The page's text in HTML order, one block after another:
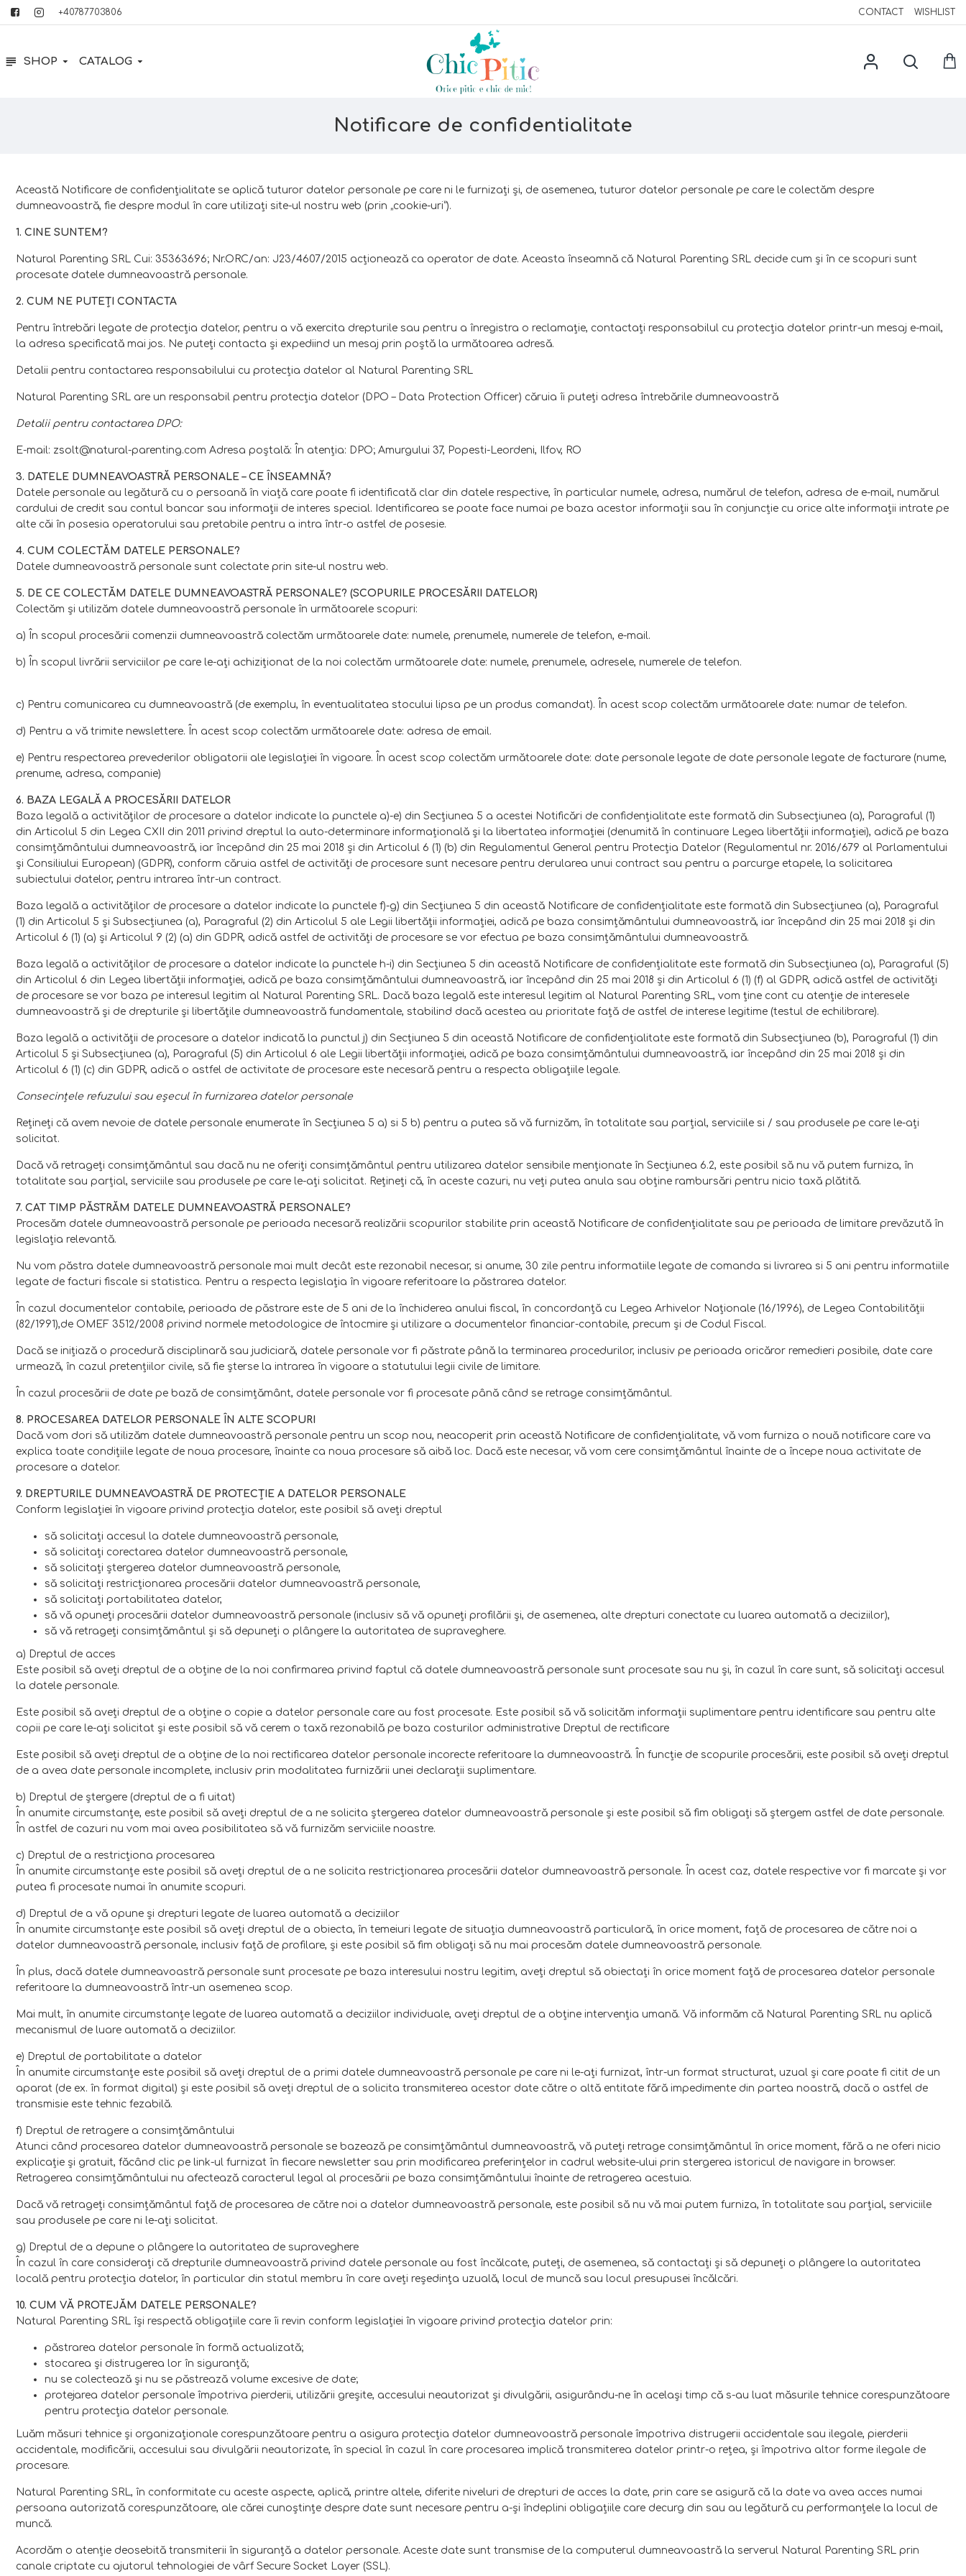
+40787703806 CONTACT WISHLIST
SHOP CATALOG
Notificare de confidentialitate
Această Notificare de confidenţialitate se aplică tuturor datelor personale pe care ni le furnizaţi şi, de asemenea, tuturor datelor personale pe care le colectăm despre
dumneavoastră, fie despre modul în care utilizaţi site-ul nostru web (prin „cookie-uri”).
1. CINE SUNTEM?
Natural Parenting SRL Cui: 35363696; Nr.ORC/an: J23/4607/2015 acţionează ca operator de date. Aceasta înseamnă că Natural Parenting SRL decide cum şi în ce scopuri sunt
procesate datele dumneavoastră personale.
2. CUM NE PUTEŢI CONTACTA
Pentru întrebări legate de protecţia datelor, pentru a vă exercita drepturile sau pentru a înregistra o reclamaţie, contactaţi responsabilul cu protecţia datelor printr-un mesaj e-mail,
la adresa specificată mai jos. Ne puteţi contacta şi expediind un mesaj prin poştă la următoarea adresă.
Detalii pentru contactarea responsabilului cu protecţia datelor al Natural Parenting SRL
Natural Parenting SRL are un responsabil pentru protecţia datelor (DPO – Data Protection Officer) căruia îi puteţi adresa întrebările dumneavoastră
Detalii pentru contactarea DPO:
E-mail: zsolt@natural-parenting.com Adresa poştală: În atenţia: DPO; Amurgului 37, Popesti-Leordeni, Ilfov, RO
3. DATELE DUMNEAVOASTRĂ PERSONALE – CE ÎNSEAMNĂ?
Datele personale au legătură cu o persoană în viaţă care poate fi identificată clar din datele respective, în particular numele, adresa, numărul de telefon, adresa de e-mail, numărul
cardului de credit sau contul bancar sau informaţii de interes special. Identificarea se poate face numai pe baza acestor informaţii sau în conjuncţie cu orice alte informaţii intrate pe
alte căi în posesia operatorului sau pretabile pentru a intra într-o astfel de posesie.
4. CUM COLECTĂM DATELE PERSONALE?
Datele dumneavoastră personale sunt colectate prin site-ul nostru web.
5. DE CE COLECTĂM DATELE DUMNEAVOASTRĂ PERSONALE? (SCOPURILE PROCESĂRII DATELOR)
Colectăm şi utilizăm datele dumneavoastră personale în următoarele scopuri:
a) În scopul procesării comenzii dumneavoastră colectăm următoarele date: numele, prenumele, numerele de telefon, e-mail.
b) În scopul livrării serviciilor pe care le-aţi achiziţionat de la noi colectăm următoarele date: numele, prenumele, adresele, numerele de telefon.
c) Pentru comunicarea cu dumneavoastră (de exemplu, în eventualitatea stocului lipsa pe un produs comandat). În acest scop colectăm următoarele date: numar de telefon.
d) Pentru a vă trimite newslettere. În acest scop colectăm următoarele date: adresa de email.
e) Pentru respectarea prevederilor obligatorii ale legislaţiei în vigoare. În acest scop colectăm următoarele date: date personale legate de date personale legate de facturare (nume,
prenume, adresa, companie)
6. BAZA LEGALĂ A PROCESĂRII DATELOR
Baza legală a activităţilor de procesare a datelor indicate la punctele a)-e) din Secţiunea 5 a acestei Notificări de confidenţialitate este formată din Subsecţiunea (a), Paragraful (1)
din Articolul 5 din Legea CXII din 2011 privind dreptul la auto-determinare informaţională şi la libertatea informaţiei (denumită în continuare Legea libertăţii informaţiei), adică pe baza
consimţământului dumneavoastră, iar începând din 25 mai 2018 şi din Articolul 6 (1) (b) din Regulamentul General pentru Protecţia Datelor (Regulamentul nr. 2016/679 al Parlamentului
şi Consiliului European) (GDPR), conform căruia astfel de activităţi de procesare sunt necesare pentru derularea unui contract sau pentru a parcurge etapele, la solicitarea
subiectului datelor, pentru intrarea într-un contract.
Baza legală a activităţilor de procesare a datelor indicate la punctele f)-g) din Secţiunea 5 din această Notificare de confidenţialitate este formată din Subsecţiunea (a), Paragraful
(1) din Articolul 5 şi Subsecţiunea (a), Paragraful (2) din Articolul 5 ale Legii libertăţii informaţiei, adică pe baza consimţământului dumneavoastră, iar începând din 25 mai 2018 şi din
Articolul 6 (1) (a) şi Articolul 9 (2) (a) din GDPR, adică astfel de activităţi de procesare se vor efectua pe baza consimţământului dumneavoastră.
Baza legală a activităţilor de procesare a datelor indicate la punctele h-i) din Secţiunea 5 din această Notificare de confidenţialitate este formată din Subsecţiunea (a), Paragraful (5)
din Articolul 6 din Legea libertăţii informaţiei, adică pe baza consimţământului dumneavoastră, iar începând din 25 mai 2018 şi din Articolul 6 (1) (f) al GDPR, adică astfel de activităţi
de procesare se vor baza pe interesul legitim al Natural Parenting SRL. Dacă baza legală este interesul legitim al Natural Parenting SRL, vom ţine cont cu atenţie de interesele
dumneavoastră şi de drepturile şi libertăţile dumneavoastră fundamentale, stabilind dacă acestea au prioritate faţă de astfel de interese legitime (testul de echilibrare).
Baza legală a activităţii de procesare a datelor indicată la punctul j) din Secţiunea 5 din această Notificare de confidenţialitate este formată din Subsecţiunea (b), Paragraful (1) din
Articolul 5 şi Subsecţiunea (a), Paragraful (5) din Articolul 6 ale Legii libertăţii informaţiei, adică pe baza consimţământului dumneavoastră, iar începând din 25 mai 2018 şi din
Articolul 6 (1) (c) din GDPR, adică o astfel de activitate de procesare este necesară pentru a respecta obligaţiile legale.
Consecinţele refuzului sau eşecul în furnizarea datelor personale
Reţineţi că avem nevoie de datele personale enumerate în Secţiunea 5 a) si 5 b) pentru a putea să vă furnizăm, în totalitate sau parţial, serviciile si / sau produsele pe care le-aţi
solicitat.
Dacă vă retrageţi consimţământul sau dacă nu ne oferiţi consimţământul pentru utilizarea datelor sensibile menţionate în Secţiunea 6.2, este posibil să nu vă putem furniza, în
totalitate sau parţial, serviciile sau produsele pe care le-aţi solicitat. Rețineți că, în aceste cazuri, nu veți putea anula sau obține rambursări pentru nicio taxă plătită.
7. CAT TIMP PĂSTRĂM DATELE DUMNEAVOASTRĂ PERSONALE?
Procesăm datele dumneavoastră personale pe perioada necesară realizării scopurilor stabilite prin această Notificare de confidenţialitate sau pe perioada de limitare prevăzută în
legislaţia relevantă.
Nu vom păstra datele dumneavoastră personale mai mult decât este rezonabil necesar, si anume, 30 zile pentru informatiile legate de comanda si livrarea si 5 ani pentru informatiile
legate de facturi fiscale si statistica. Pentru a respecta legislaţia în vigoare referitoare la păstrarea datelor.
În cazul documentelor contabile, perioada de păstrare este de 5 ani de la închiderea anului fiscal, în concordanţă cu Legea Arhivelor Naționale (16/1996), de Legea Contabilității
(82/1991),de OMEF 3512/2008 privind normele metodologice de întocmire și utilizare a documentelor financiar-contabile, precum și de Codul Fiscal.
Dacă se iniţiază o procedură disciplinară sau judiciară, datele personale vor fi păstrate până la terminarea procedurilor, inclusiv pe perioada oricăror remedieri posibile, date care
urmează, în cazul pretenţiilor civile, să fie şterse la intrarea în vigoare a statutului legii civile de limitare.
În cazul procesării de date pe bază de consimţământ, datele personale vor fi procesate până când se retrage consimţământul.
8. PROCESAREA DATELOR PERSONALE ÎN ALTE SCOPURI
Dacă vom dori să utilizăm datele dumneavoastră personale pentru un scop nou, neacoperit prin această Notificare de confidenţialitate, vă vom furniza o nouă notificare care va
explica toate condiţiile legate de noua procesare, înainte ca noua procesare să aibă loc. Dacă este necesar, vă vom cere consimţământul înainte de a începe noua activitate de
procesare a datelor.
9. DREPTURILE DUMNEAVOASTRĂ DE PROTECŢIE A DATELOR PERSONALE
Conform legislaţiei în vigoare privind protecţia datelor, este posibil să aveţi dreptul
să solicitaţi accesul la datele dumneavoastră personale,
să solicitaţi corectarea datelor dumneavoastră personale,
să solicitaţi ştergerea datelor dumneavoastră personale,
să solicitaţi restricţionarea procesării datelor dumneavoastră personale,
să solicitaţi portabilitatea datelor,
să vă opuneţi procesării datelor dumneavoastră personale (inclusiv să vă opuneţi profilării şi, de asemenea, alte drepturi conectate cu luarea automată a deciziilor),
să vă retrageţi consimţământul şi să depuneţi o plângere la autoritatea de supraveghere.
a) Dreptul de acces
Este posibil să aveţi dreptul de a obţine de la noi confirmarea privind faptul că datele dumneavoastră personale sunt procesate sau nu şi, în cazul în care sunt, să solicitaţi accesul
la datele personale.
Este posibil să aveţi dreptul de a obţine o copie a datelor personale care au fost procesate. Este posibil să vă solicităm informaţii suplimentare pentru identificare sau pentru alte
copii pe care le-aţi solicitat şi este posibil să vă cerem o taxă rezonabilă pe baza costurilor administrative Dreptul de rectificare
Este posibil să aveţi dreptul de a obţine de la noi rectificarea datelor personale incorecte referitoare la dumneavoastră. În funcţie de scopurile procesării, este posibil să aveţi dreptul
de a avea date personale incomplete, inclusiv prin modalitatea furnizării unei declaraţii suplimentare.
b) Dreptul de ştergere (dreptul de a fi uitat)
În anumite circumstanţe, este posibil să aveţi dreptul de a ne solicita ştergerea datelor dumneavoastră personale şi este posibil să fim obligaţi să ştergem astfel de date personale.
În astfel de cazuri nu vom mai avea posibilitatea să vă furnizăm serviciile noastre.
c) Dreptul de a restricţiona procesarea
În anumite circumstanţe este posibil să aveţi dreptul de a ne solicita restricţionarea procesării datelor dumneavoastră personale. În acest caz, datele respective vor fi marcate şi vor
putea fi procesate numai în anumite scopuri.
d) Dreptul de a vă opune şi drepturi legate de luarea automată a deciziilor
În anumite circumstanţe este posibil să aveţi dreptul de a obiecta, în temeiuri legate de situaţia dumneavoastră particulară, în orice moment, faţă de procesarea de către noi a
datelor dumneavoastră personale, inclusiv faţă de profilare, şi este posibil să fim obligaţi să nu mai procesăm datele dumneavoastră personale.
În plus, dacă datele dumneavoastră personale sunt procesate pe baza interesului nostru legitim, aveţi dreptul să obiectaţi în orice moment faţă de procesarea datelor personale
referitoare la dumneavoastră într-un asemenea scop.
Mai mult, în anumite circumstanţe legate de luarea automată a deciziilor individuale, aveţi dreptul de a obţine intervenţia umană. Vă informăm că Natural Parenting SRL nu aplică
mecanismul de luare automată a deciziilor.
e) Dreptul de portabilitate a datelor
În anumite circumstanţe este posibil să aveţi dreptul de a primi datele dumneavoastră personale pe care ni le-aţi furnizat, într-un format structurat, uzual şi care poate fi citit de un
aparat (de ex. în format digital) şi este posibil să aveţi dreptul de a solicita transmiterea acestor date către o altă entitate fără impedimente din partea noastră, dacă o astfel de
transmisie este tehnic fezabilă.
f) Dreptul de retragere a consimţământului
Atunci când procesarea datelor dumneavoastră personale se bazează pe consimţământul dumneavoastră, vă puteţi retrage consimţământul în orice moment, fără a ne oferi nicio
explicaţie şi gratuit, făcând clic pe link-ul furnizat în fiecare newsletter sau prin modificarea preferinţelor in cadrul website-ului prin stergerea istoricul de navigare in browser.
Retragerea consimţământului nu afectează caracterul legal al procesării pe baza consimţământului înainte de retragerea acestuia.
Dacă vă retrageţi consimţământul faţă de procesarea de către noi a datelor dumneavoastră personale, este posibil să nu vă mai putem furniza, în totalitate sau parţial, serviciile
sau produsele pe care ni le-aţi solicitat.
g) Dreptul de a depune o plângere la autoritatea de supraveghere
În cazul în care consideraţi că drepturile dumneavoastră privind datele personale au fost încălcate, puteţi, de asemenea, să contactaţi şi să depuneţi o plângere la autoritatea
locală pentru protecţia datelor, în particular din statul membru în care aveţi reşedinţa uzuală, locul de muncă sau locul presupusei încălcări.
10. CUM VĂ PROTEJĂM DATELE PERSONALE?
Natural Parenting SRL îşi respectă obligaţiile care îi revin conform legislaţiei în vigoare privind protecţia datelor prin:
păstrarea datelor personale în formă actualizată;
stocarea şi distrugerea lor în siguranţă;
nu se colectează şi nu se păstrează volume excesive de date;
protejarea datelor personale împotriva pierderii, utilizării greşite, accesului neautorizat şi divulgării, asigurându-ne în acelaşi timp că s-au luat măsurile tehnice corespunzătoare
pentru protecţia datelor personale.
Luăm măsuri tehnice și organizaționale corespunzătoare pentru a asigura protecția datelor dumneavoastră personale împotriva distrugerii accidentale sau ilegale, pierderii
accidentale, modificării, accesului sau divulgării neautorizate, în special în cazul în care procesarea implică transmiterea datelor printr-o rețea, și împotriva altor forme ilegale de
procesare.
Natural Parenting SRL, în conformitate cu aceste aspecte, aplică, printre altele, diferite niveluri de drepturi de acces la date, prin care se asigură că la date va avea acces numai
persoana autorizată corespunzătoare, ale cărei cunoştinţe despre date sunt necesare pentru a-şi îndeplini obligaţiile care decurg din sau au legătură cu performanţele la locul de
muncă.
Acordăm o atenție deosebită transmiterii în siguranță a datelor personale. Aceste date sunt transmise de la computerul dumneavoastră la serverul Natural Parenting SRL prin
canale criptate cu ajutorul tehnologiei de vârf Secure Socket Layer (SSL).